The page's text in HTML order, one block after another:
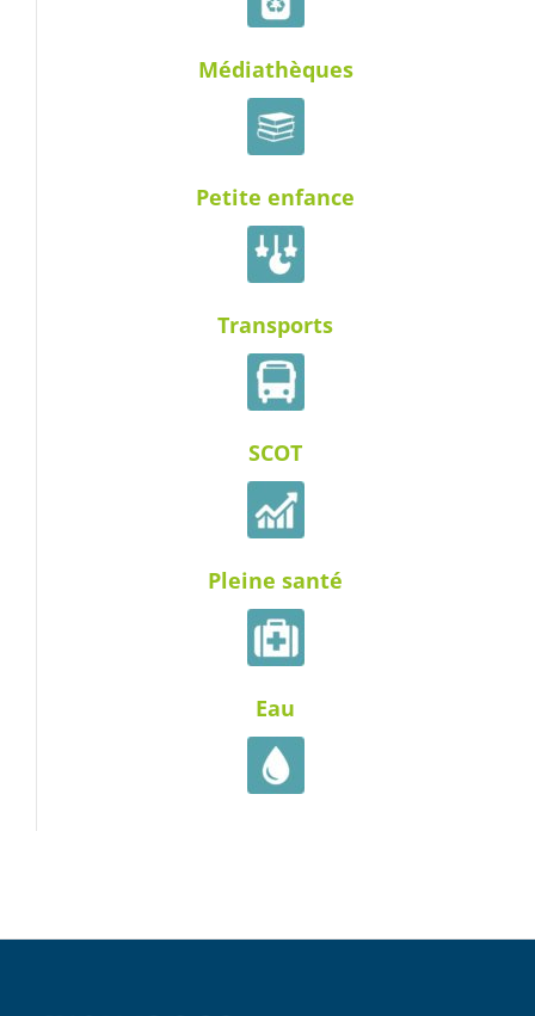
Médiathèques
Petite enfance
Transports
SCOT
Pleine santé
Eau